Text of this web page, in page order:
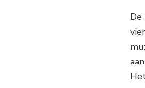
De